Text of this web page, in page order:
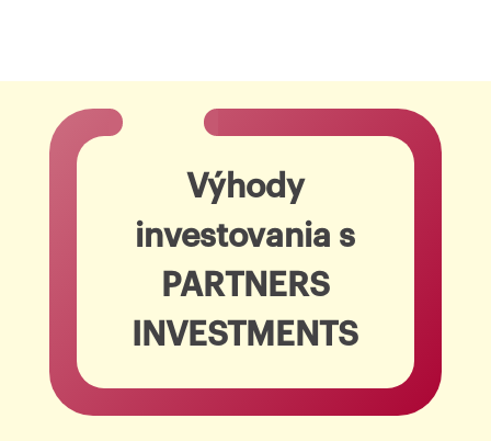
Výhody
investovania s
PARTNERS
INVESTMENTS